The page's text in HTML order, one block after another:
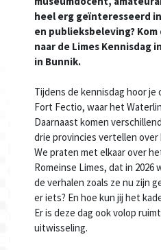
heel erg geïnteresseerd
en publieksbeleving?
naar de Limes Kennisdag
in Bunnik.
Tijdens de kennisdag hoor
Fort Fectio, waar het
Daarnaast komen
drie provincies vertellen over
We praten met elkaar over
Romeinse Limes, dat in
de verhalen zoals ze nu zijn
er iets? En hoe kun jij het
Er is deze dag ook volop
uitwisseling.